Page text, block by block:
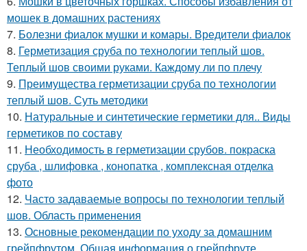
мошек в домашних растениях
7. Болезни фиалок мушки и комары. Вредители фиалок
8. Герметизация сруба по технологии теплый шов.
Теплый шов своими руками. Каждому ли по плечу
9. Преимущества герметизации сруба по технологии
теплый шов. Суть методики
10. Натуральные и синтетические герметики для.. Виды
герметиков по составу
11. Необходимость в герметизации срубов. покраска
сруба , шлифовка , конопатка , комплексная отделка
фото
12. Часто задаваемые вопросы по технологии теплый
шов. Область применения
13. Основные рекомендации по уходу за домашним